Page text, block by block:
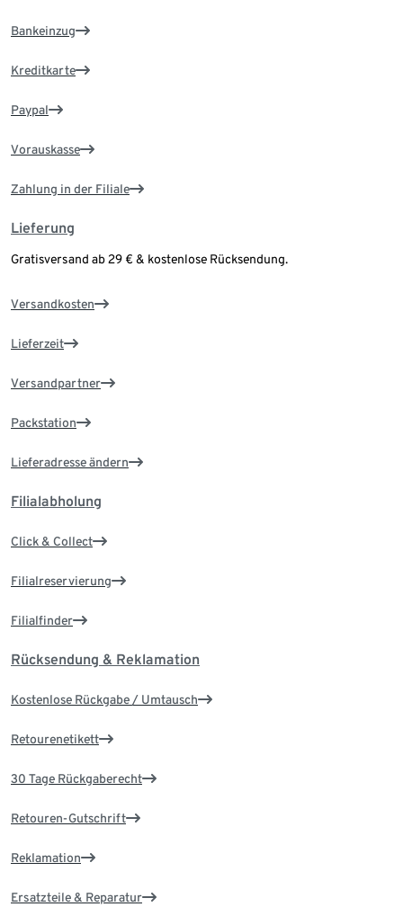
Bankeinzug
Kreditkarte
Paypal
Vorauskasse
Zahlung in der Filiale
Lieferung
Gratisversand ab 29 € & kostenlose Rücksendung.
Versandkosten
Lieferzeit
Versandpartner
Packstation
Lieferadresse ändern
Filialabholung
Click & Collect
Filialreservierung
Filialfinder
Rücksendung & Reklamation
Kostenlose Rückgabe / Umtausch
Retourenetikett
30 Tage Rückgaberecht
Retouren-Gutschrift
Reklamation
Ersatzteile & Reparatur